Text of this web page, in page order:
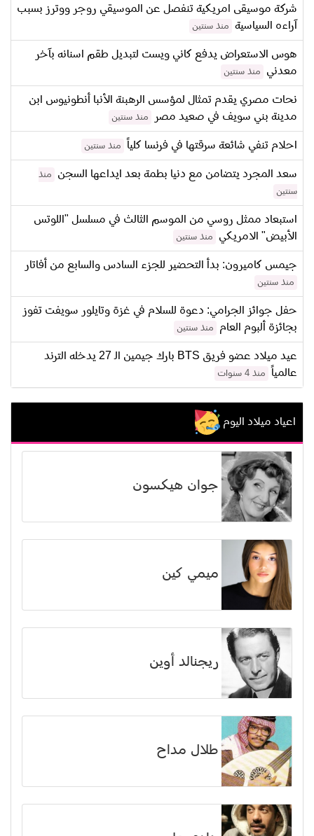
شركة موسيقى امريكية تنفصل عن الموسيقي روجر ووترز بسبب
آراءه السياسية
منذ سنتين
هوس الاستعراض يدفع كاني ويست لتبديل طقم اسنانه بآخر
معدني
منذ سنتين
نحات مصري يقدم تمثال لمؤسس الرهبنة الأنبا أنطونيوس ابن
مدينة بني سويف في صعيد مصر
منذ سنتين
احلام تنفي شائعة سرقتها في فرنسا كلياً منذ سنتين
سعد المجرد يتضامن مع دنيا بطمة بعد ايداعها السجن
منذ
سنتين
استبعاد ممثل روسي من الموسم الثالث في مسلسل "اللوتس
الأبيض" الامريكي
منذ سنتين
جيمس كاميرون: بدأ التحضير للجزء السادس والسابع من أفاتار
منذ سنتين
حفل جوائز الجرامي: دعوة للسلام في غزة وتايلور سويفت تفوز
بجائزة ألبوم العام
منذ سنتين
عيد ميلاد عضو فريق BTS بارك جيمين الـ 27 يدخله الترند
عالمياً
منذ 4 سنوات
اعياد ميلاد اليوم
جوان هيكسون
ميمي كين
ريجنالد أوين
طلال مداح